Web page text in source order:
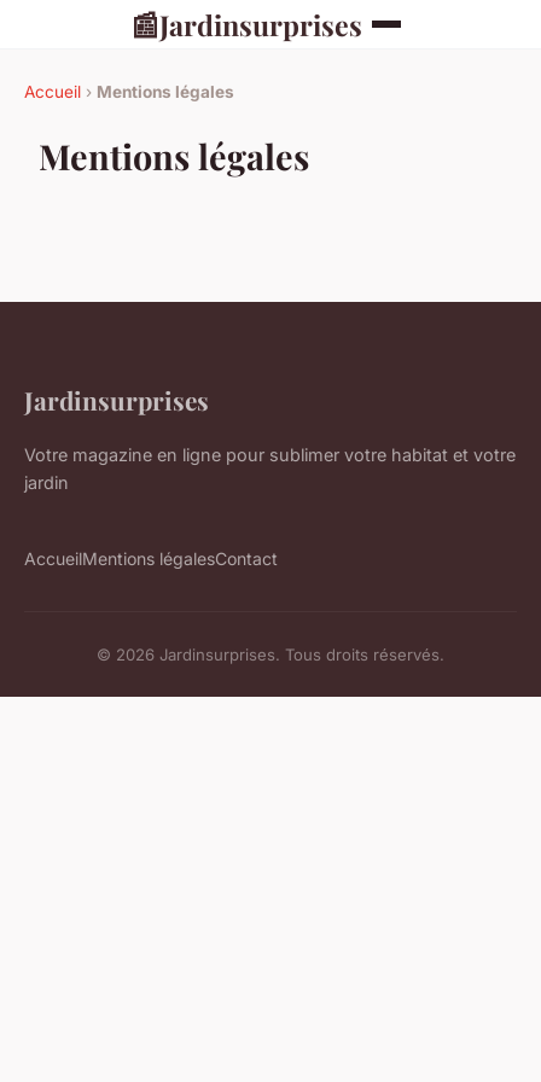
📰Jardinsurprises
Accueil › Mentions légales
Mentions légales
Jardinsurprises
Votre magazine en ligne pour sublimer votre habitat et votre
jardin
AccueilMentions légalesContact
© 2026 Jardinsurprises. Tous droits réservés.